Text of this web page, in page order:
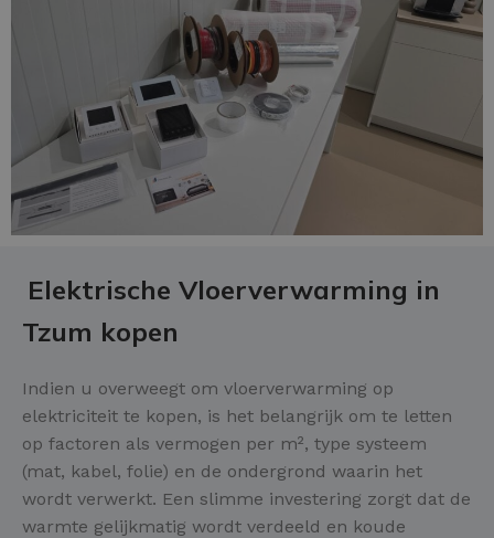
Elektrische Vloerverwarming in
Tzum kopen
Indien u overweegt om vloerverwarming op
elektriciteit te kopen, is het belangrijk om te letten
op factoren als vermogen per m², type systeem
(mat, kabel, folie) en de ondergrond waarin het
wordt verwerkt. Een slimme investering zorgt dat de
warmte gelijkmatig wordt verdeeld en koude